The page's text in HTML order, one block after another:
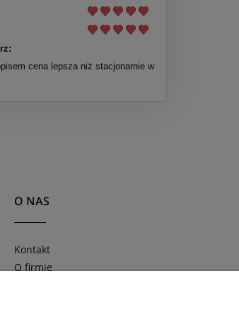
cena lepsza niż stacjonarnie w
O NAS
Kontakt
O firmie